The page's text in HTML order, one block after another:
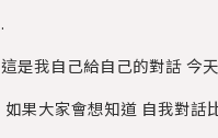
.
這是我自己給自己的對話 今
如果大家會想知道 自我對話